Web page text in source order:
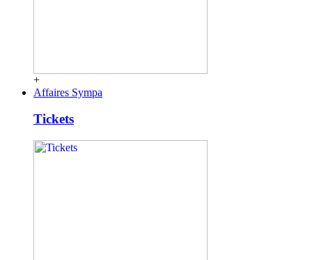
+
Affaires Sympa
Tickets